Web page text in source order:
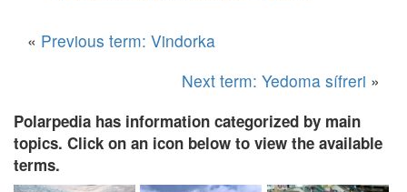
« Previous term: Vindorka
Next term: Yedoma sífreri »
Polarpedia has information categorized by main
topics. Click on an icon below to view the available
terms.